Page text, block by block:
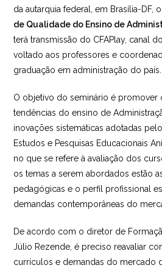
da autarquia federal, em Brasília-DF, o
de Qualidade do Ensino de
terá transmissão do CFAPlay, canal
voltado aos professores e
graduação em administração do país.
O objetivo do seminário é promover
tendências do ensino de
inovações sistemáticas adotadas
Estudos e Pesquisas Educacionais
no que se refere à avaliação dos
os temas a serem abordados estão
pedagógicas e o perfil profissional
demandas contemporâneas do
De acordo com o diretor de
Júlio Rezende, é preciso reavaliar
currículos e demandas do mercado